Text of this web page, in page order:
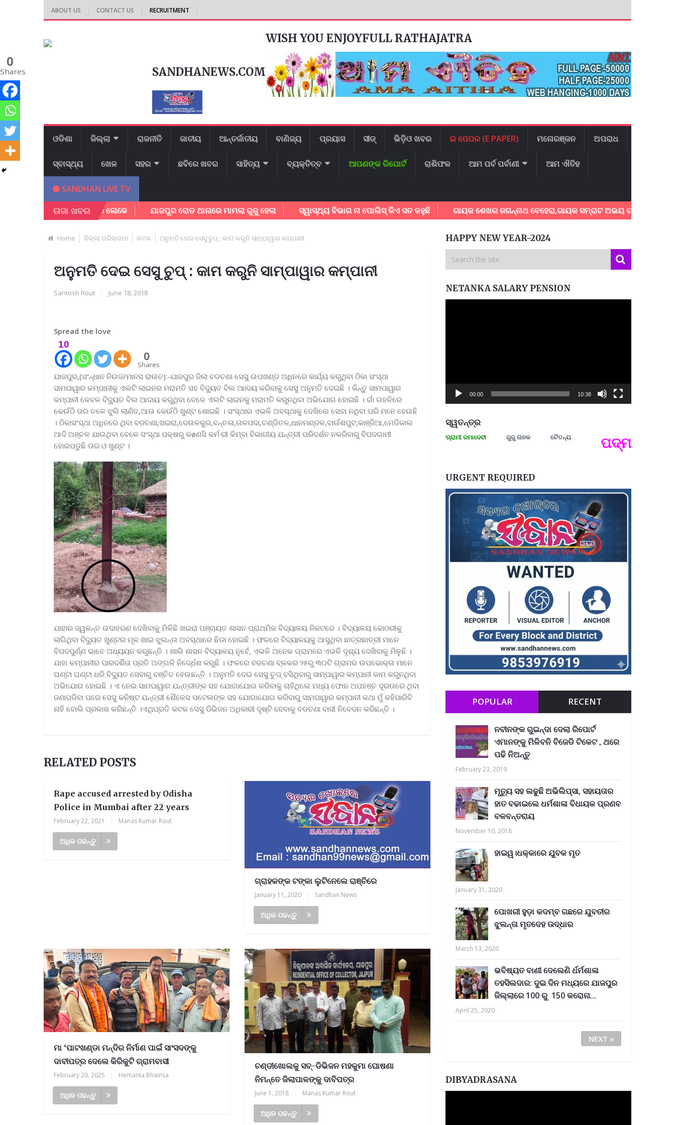
ABOUT US CONTACT US RECRUITMENT
WISH YOU ENJOYFULL RATHAJATRA
SANDHANEWS.COM
ଓଡିଶା ଜିଲ୍ଲା ରାଜନୀତି ଜାତୀୟ ଆନ୍ତର୍ଜାତୀୟ ବାଣିଜ୍ୟ ପ୍ରୟାସ ସୀଡ୍ ଭିଡ଼ିଓ ଖବର ଇ ପେପର (E PAPER) ମନୋରଞ୍ଜନ ଅପରାଧ
ସ୍ବାସ୍ଥ୍ୟ ଖେଳ ସହର ଛବିରେ ଖବର ସାହିତ୍ୟ ବ୍ୟକ୍ତିତ୍ବ ଆପଣଙ୍କ ରିପୋର୍ଟ ରାଶିଫଳ ଆମ ପର୍ବ ପର୍ବାଣୀ ଆମ ଐତିହ
SANDHAN LIVE TV
ତାଜା ଖବର
ବର୍ତ୍ତିଲେ ପରିବାର ଲୋକେ ଯାଜପୁର ରୋଡ ଥାନାରେ ମାମଲା ରୁଜୁ ହେଲା ସ୍ୱାସ୍ଥ୍ୟ ବିଭାଗ ନା ପୋଲିସ୍ କିଏ ସତ କହୁଛି ଗାୟକ ଶେଖର ଜଗନ୍ନାଥ ବେହେରା,ଗାୟକ ସମ୍ରାଟ ଅଭୟ ଚରଣ ସ୍ଵାଇଁଙ୍କ
Home ଜିଲ୍ଲା ପରିକ୍ରମା କଟକ ଅନୁମତି ଦେଇ ସେସୁ ଚୁପ୍ : କାମ କରୁନି ସାମ୍ପାୱାର କମ୍ପାନୀ
ଅନୁମତି ଦେଇ ସେସୁ ଚୁପ୍ : କାମ କରୁନି ସାମ୍ପାୱାର କମ୍ପାନୀ
Santosh Rout June 18, 2018
Spread the love
10
0
Shares
ଯାଜପୁର,(ସଂନ୍ଧାନ ନିଉଜ/ମାନସ ରାଉତ):-ଯାଜପୁର ଜିଲା ବଡଚଣା ସେସୁ ଉପଖଣ୍ଡ ଅଧିନରେ କାର୍ଯ୍ୟ କରୁଥିବା ଠିକା ସଂସ୍ଥା
ସାମପାୱାର କମ୍ପାନୀକୁ ଏଲଟି ଲାଇନର ମରାମତି ସହ ବିଦୁ୍ୟତ ବିଲ ଆାଦୟ କରିବାକୁ ସେସୁ ଅନୁମତି ଦେଇଛି । କିନ୍ତୁ ସାମପାୱାର
କମ୍ପାନୀ କେବଳ ବିଦୁ୍ୟତ ବିଲ ଆଦାୟ କରୁଥିବା ବେଳେ ଏଲଟି ଲାଇନକୁ ମରାମତି କରୁନଥିବା ଅଭିଯୋଗ ହୋଇଛି । ଗାଁ ଗହଳିରେ
କେଉଁଠି ତାର ତଳେ ଝୁଲି ଲାଣିତ,ଆଉ କେଉଁଠି ଖୁଣ୍ଟ ଶୋଇଛି । ସଂସ୍ଥାର ଏଭଳି ଅବସ୍ଥାକୁ ଦେଖିଲେ ସେବା ନଥିବା ପରି ମନେ ହେଉଛି
। ଠିକାସଂସ୍ଥା ଅଧିନରେ ଥିବା ବଡଚଣା,ଖଇରା,ଦେଉଳକୁର,ବନ୍ତଳା,ତାଳପଦା,ଚଣ୍ଡିତଳ,ଧାନମଣ୍ଡଳ,ବାଉଁଶପୁଟ,କାଞ୍ଜିଆ,ମେଡିକାଲ
ଆଦି ଅଞ୍ଚଳ ଯାଉଥିବା ବେଳେ ସଂସ୍ଥା ପକ୍ଷରୁ କøଣସି କର୍ମ·ରୀ କିମ୍ବା ବିଭାଗୀୟ ଯନ୍ତ୍ରୀ ପରିଦର୍ଶନ ନକରିବାରୁ ବିପଦଗାମୀ
ହୋଇପଡୁଛି ତାର ଓ ଖୁଣ୍ଟ ।
ଯାହାର ଜ୍ୱଳନ୍ତ ଉଦାହରଣ ଦେଖିବାକୁ ମିଳିଛି ଖଇରା ପଞ୍ଚାୟତ ଶାସନ ପ୍ରାଥମିକ ବିଦ୍ୟାଳୟ ନିକଟରେ । ବିଦ୍ୟାଳୟ କୋଠରୀକୁ
ଲାଗିଥିବା ବିଦୁ୍ୟତ ଖୁଣ୍ଟର ମୂଳ ଖାଇ ଝୁଲନ୍ତା ଅବସ୍ଥାରେ ଛିଡା ହୋଇଛି । ଫଳରେ ବିଦ୍ୟାଳୟକୁ ଆସୁଥିବା ଛାତ୍ରଛାତ୍ରୀ ମାନେ
ବିପଦପୁର୍ଣ୍ଣ ଭାବେ ଅଧ୍ୟୟନ କରୁଛନ୍ତି । ଖାଲି ଶାସନ ବିଦ୍ୟାଳୟ ନୁହେଁ, ଏଭଳି ଅନେକ ଗ୍ରାମରେ ଏଭଳି ଦୃଶ୍ୟ ଦେଖିବାକୁ ମିଳୁଛି ।
ଯାହା କମ୍ପାନୀର ପାରଦର୍ଶିତା ପ୍ରତି ଅଙ୍ଗଳି ନିଦେ୍ର୍ଧଶ କରୁଛି । ଫଳରେ ବଡଚଣା ବ୍ଳକର ୨୫ରୁ ୩୦ଟି ଗ୍ରାମର ଉପଭୋକ୍ତା ମାନେ
ଘଣ୍ଟା ଘଣ୍ଟା ଧରି ବିଦୁ୍ୟତ ସେବାରୁ ବଞ୍ଚିତ ହେଉଛନ୍ତି । ଅନୁମତି ଦେଇ ସେସୁ ଚୁପ୍ ବସିଥିବାରୁ ସାମ୍ପାୱାର କମ୍ପାନୀ କାମ କରୁନଥିବା
ଅଭିଯୋଗ ହୋଇଛି । ଏ ନେଇ ସାମପାୱାର ଯନ୍ତ୍ରୀଙ୍କ ସହ ଯୋଗାଯୋଗ କରିବାକୁ ଚାହିଥିଲେ ମଧ୍ୟ ଫୋନ ଅପହଞ୍ଚ ଦୂରତାରେ ଥିବା
ଜଣାପଡିବା ପରେ ସେସୁ କନିଷ୍ଟ ଯନ୍ତ୍ରୀ ଶୈଳେସ ପଟେଲଙ୍କ ସହ ଯୋଗାଯୋଗ କରିବାରୁ ସାମପାୱାର କମ୍ପାନୀ କଥା ମୁଁ କହିପାରିବି
ନାହି ବୋଲି ପ୍ରକାଶ କରିଛନ୍ତି ।ଏଥିପ୍ରତି କଟକ ସେସୁ ଡିଭିଜନ ଅଧିକାରୀ ଦୃଷ୍ଟି ଦେବାକୁ ବଡଚଣା ବାସୀ ନିବେଦନ କରିଛନ୍ତି ।
0
Shares
RELATED POSTS
Rape accused arrested by Odisha
Police in Mumbai after 22 years
February 22, 2021 Manas Kumar Rout
ଅଧିକ ପଢନ୍ତୁ
ଗ୍ରାହକଙ୍କ ଟଙ୍କା ଲୁଟିନେଲେ ରାଞ୍ଚିରେ
January 11, 2020 Sandhan News
ଅଧିକ ପଢନ୍ତୁ
ମା ‘ପାଟଖଣ୍ଡା ମନ୍ଦିର ନିର୍ମାଣ ପାଇଁ ସାଂସଦଙ୍କୁ
ଦାବୀପତ୍ର ଦେଲେ କିରିକୁଟି ଗ୍ରାମବାସୀ
February 20, 2025 Hemanta Bhainsa
ଅଧିକ ପଢନ୍ତୁ
ଚଣ୍ଡୀଖୋଲକୁ ସବ୍-ଡିଭିଜନ ମହକୁମା ଘୋଷଣା
ନିମନ୍ତେ ଜିଲାପାଳଙ୍କୁ ଦାବିପତ୍ର
June 1, 2018 Manas Kumar Rout
ଅଧିକ ପଢନ୍ତୁ
HAPPY NEW YEAR-2024
NETANKA SALARY PENSION
00:00 10:38
ସ୍ୱତନ୍ତ୍ର
ମନେ ପଡନ୍ତି: ସ୍ୱାଧୀନତା ସଂଗ୍ରାମୀ ରମାଦେବୀ ଗୁରୁ ନାନକ ଚୈତନ୍ୟ ପଦ୍ମଶ୍ରୀ
URGENT REQUIRED
POPULAR RECENT
ନବୀନଙ୍କ ଗୁଇନ୍ଦା ଦେଲା ରିପୋର୍ଟ
ଏମାନଙ୍କୁ ମିଳିବନି ବିଜେଡି ଟିକେଟ , ଥରେ
ପଢି ନିଅନ୍ତୁ
February 23, 2019
ମୃତ୍ୟୁ ସହ ଲଢୁଛି ଅଭିଲିପ୍ସା, ସହାୟତାର
ହାତ ବଢାଇଲେ ଧର୍ମଶାଳା ବିଧାୟକ ପ୍ରଣବ
ବଳବନ୍ତରାୟ
November 10, 2018
ହାଇୱ।ଧକ୍କାରେ ଯୁବକ ମୃତ
January 31, 2020
ପୋଖରୀ ହୁଡ଼ା କଦମ୍ବ ଗଛରେ ଯୁବତୀର
ଝୁଲନ୍ତା ମୃତଦେହ ଉଦ୍ଧାର
March 13, 2020
ଭବିଷ୍ୟତ ବାଣୀ ଦେଲେଣି ର୍ଧର୍ମଶାଳା
ତହସିଲଦାର: ଦୁଇ ଦିନ ମଧ୍ୟରେ ଯାଜପୁର
ଜିଲ୍ଲାରେ 100 ରୁ 150 କରୋନା...
April 25, 2020
NEXT »
DIBYADRASANA